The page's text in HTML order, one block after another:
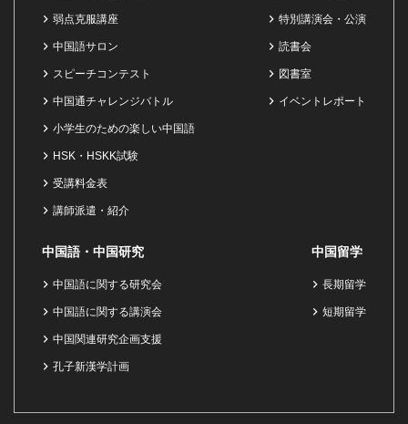
弱点克服講座
中国語サロン
スピーチコンテスト
中国通チャレンジバトル
小学生のための楽しい中国語
HSK・HSKK試験
受講料金表
講師派遣・紹介
特別講演会・公演
読書会
図書室
イベントレポート
中国語・中国研究
中国語に関する研究会
中国語に関する講演会
中国関連研究企画支援
孔子新漢学計画
中国留学
長期留学
短期留学